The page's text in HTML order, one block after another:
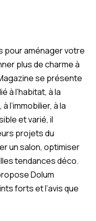
pour aménager votre
plus de charme à
se présente
à l’habitat, à la
l’immobilier, à la
et varié, il
projets du
un salon, optimiser
tendances déco.
Dolum
forts et l’avis que